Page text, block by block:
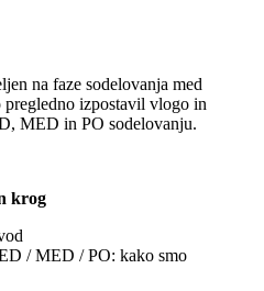
na faze sodelovanja med
izpostavil vlogo in
MED in PO sodelovanju.
krog
/ MED / PO: kako smo